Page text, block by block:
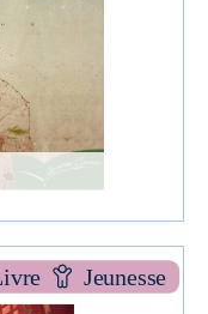
Jeunesse
maudit